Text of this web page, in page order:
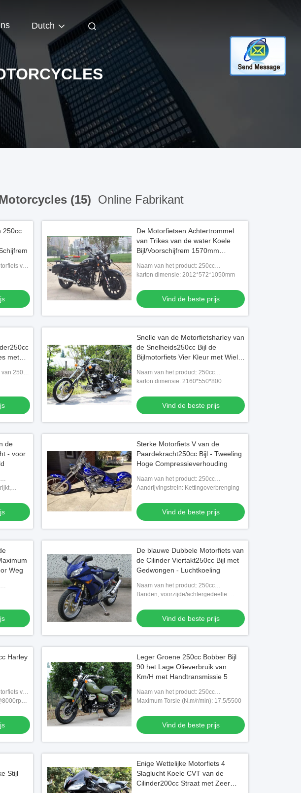
Dutch
(15) Online Fabrikant
250cc
van
De Motorfietsen Achtertrommel
van Trikes van de water Koele
Bijl/Voorschijfrem 1570mm
Naam van het product: 250cc
bijlmotorfiets
karton dimensie: 2012*572*1050mm
Vind de beste prijs
met
250cc
Snelle van de Motorfietsharley van
de Snelheids250cc Bijl de
Bijlmotorfiets Vier Kleur met Wiel
Naam van het product: 250cc
bijlmotorfiets
karton dimensie: 2160*550*800
Vind de beste prijs
de
- voor
Sterke Motorfiets V van de
Paardekracht250cc Bijl - Tweeling
Hoge Compressieverhouding
Naam van het product: 250cc
bijlmotorfiets
Aandrijvingstrein: Kettingoverbrenging
Vind de beste prijs
Weg
De blauwe Dubbele Motorfiets van
de Cilinder Viertakt250cc Bijl met
Gedwongen - Luchtkoeling
Naam van het product: 250cc
bijlmotorfiets
Banden, voorzijde/achtergedeelte:
Vind de beste prijs
Harley
van
Leger Groene 250cc Bobber Bijl
90 het Lage Olieverbruik van
Km/H met Handtransmissie 5
Naam van het product: 250cc
bijlmotorfiets
Maximum Torsie (N.m/r/min): 17.5/5500
Vind de beste prijs
Stijl
Enige Wettelijke Motorfiets 4
Slaglucht Koele CVT van de
Cilinder200cc Straat met Zeer